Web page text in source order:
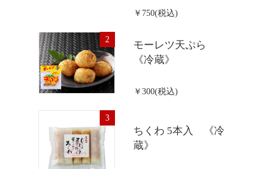
￥750(税込)
2
モーレツ天ぷら
《冷蔵》
￥300(税込)
3
ちくわ 5本入 《冷
蔵》